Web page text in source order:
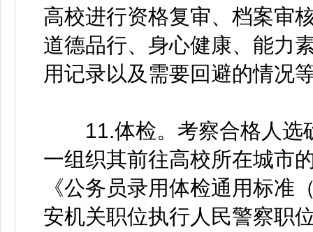
高校进行资格复审、档案审
道德品行、身心健康、能力
用记录以及需要回避的情况
11.体检。考察合格人选
一组织其前往高校所在城市
《公务员录用体检通用标准
安机关职位执行人民警察职